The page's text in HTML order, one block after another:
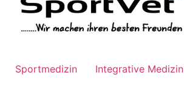
Sportmedizin
Integrative Medizin